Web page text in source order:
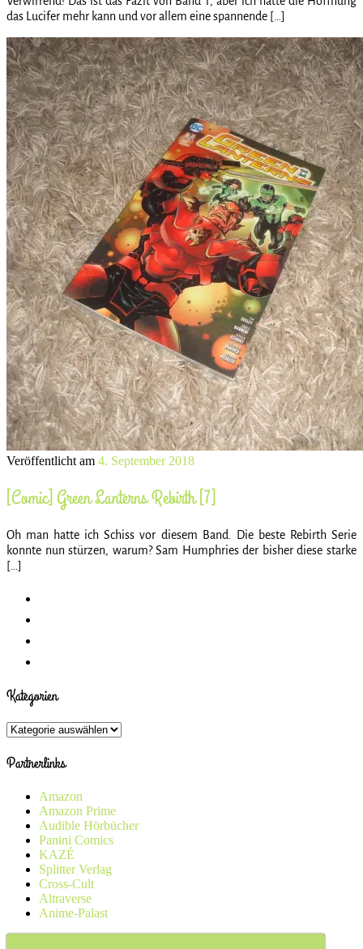
das Lucifer mehr kann und vor allem eine spannende […]
Veröffentlicht am 4. September 2018
[Comic] Green Lanterns Rebirth [7]
Oh man hatte ich Schiss vor diesem Band. Die beste Rebirth Serie
konnte nun stürzen, warum? Sam Humphries der bisher diese starke
[…]
Kategorien
Kategorien
Partnerlinks
Amazon
Amazon Prime
Audible Hörbücher
Panini Comics
KAZÉ
Splitter Verlag
Cross-Cult
Altraverse
Anime-Palast